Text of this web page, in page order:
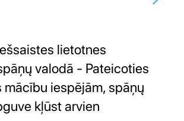
lietotnes
valodā - Pateicoties
iespējām, spāņų
kļūst arvien